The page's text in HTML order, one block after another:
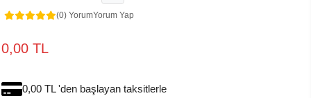
(0) YorumYorum Yap
0,00 TL
0,00 TL 'den başlayan taksitlerle